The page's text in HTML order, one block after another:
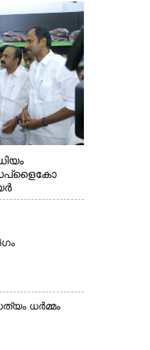
സപ്ളൈകോ
സമീപം
ധർമ്മം